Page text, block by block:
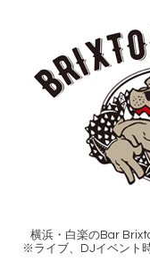
横浜・白楽のBar
※ライブ、DJイベント